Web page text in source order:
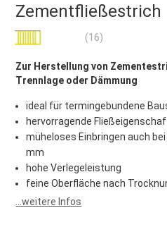
Zementfließestrich
Bewertung: (16)
Zur Herstellung von
Trennlage oder Dämmung
ideal für termingebundene
hervorragende
müheloses Einbringen auch
mm
hohe Verlegeleistung
feine Oberfläche nach
...weitere Infos